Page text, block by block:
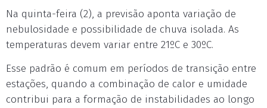
Na quinta-feira (2), a previsão aponta variação de
nebulosidade e possibilidade de chuva isolada. As
temperaturas devem variar entre 21ºC e 30ºC.
Esse padrão é comum em períodos de transição entre
estações, quando a combinação de calor e umidade
contribui para a formação de instabilidades ao longo